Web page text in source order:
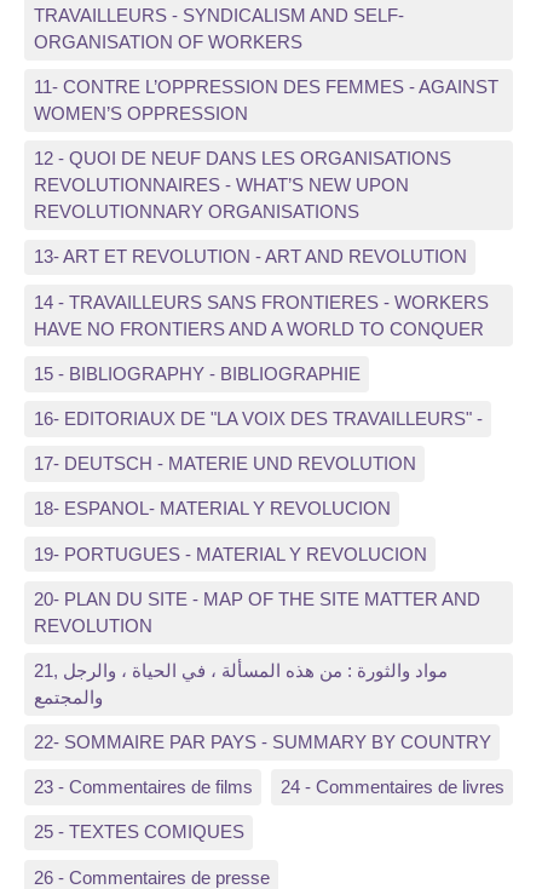
TRAVAILLEURS - SYNDICALISM AND SELF-
ORGANISATION OF WORKERS
11- CONTRE L’OPPRESSION DES FEMMES - AGAINST
WOMEN’S OPPRESSION
12 - QUOI DE NEUF DANS LES ORGANISATIONS
REVOLUTIONNAIRES - WHAT’S NEW UPON
REVOLUTIONNARY ORGANISATIONS
13- ART ET REVOLUTION - ART AND REVOLUTION
14 - TRAVAILLEURS SANS FRONTIERES - WORKERS
HAVE NO FRONTIERS AND A WORLD TO CONQUER
15 - BIBLIOGRAPHY - BIBLIOGRAPHIE
16- EDITORIAUX DE "LA VOIX DES TRAVAILLEURS" -
17- DEUTSCH - MATERIE UND REVOLUTION
18- ESPANOL- MATERIAL Y REVOLUCION
19- PORTUGUES - MATERIAL Y REVOLUCION
20- PLAN DU SITE - MAP OF THE SITE MATTER AND
REVOLUTION
21, مواد والثورة : من هذه المسألة ، في الحياة ، والرجل
والمجتمع
22- SOMMAIRE PAR PAYS - SUMMARY BY COUNTRY
23 - Commentaires de films 24 - Commentaires de livres
25 - TEXTES COMIQUES
26 - Commentaires de presse